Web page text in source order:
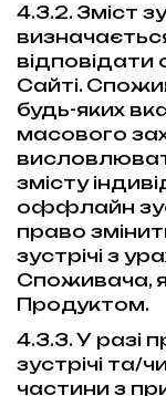
4.3.2. Зміст
Сайті.
будь-яких
масового
змісту
оффлайн
право
зустрічі з
Споживача,
Продуктом.
4.3.3. У разі
зустрічі та/
частини з